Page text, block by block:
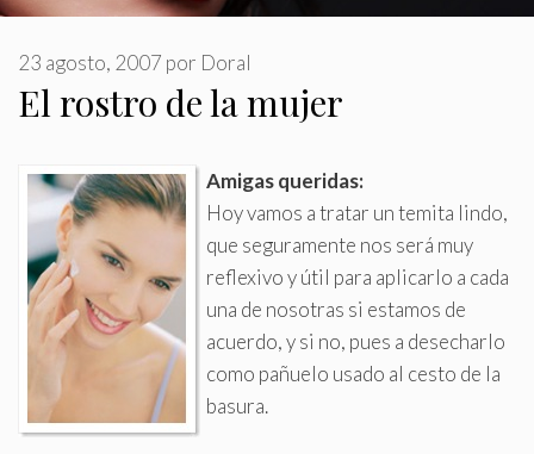
El rostro de la mujer
23 agosto, 2007 por Doral
Amigas queridas:
Hoy vamos a tratar un temita lindo,
que seguramente nos será muy
reflexivo y útil para aplicarlo a cada
una de nosotras si estamos de
acuerdo, y si no, pues a desecharlo
como pañuelo usado al cesto de la
basura.